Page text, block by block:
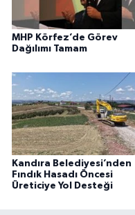
MHP Körfez’de Görev
Dağılımı Tamam
Kandıra Belediyesi’nden
Fındık Hasadı Öncesi
Üreticiye Yol Desteği